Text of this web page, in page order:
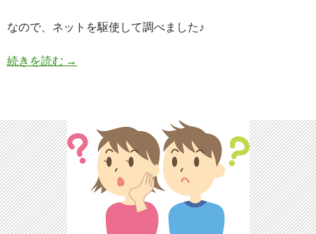
なので、ネットを駆使して調べました♪
続きを読む デイジーラック(NHKドラマ)の幸せダンスに使
→